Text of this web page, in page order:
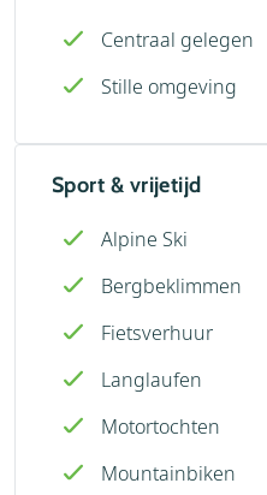
Centraal gelegen
Stille omgeving
Sport & vrijetijd
Alpine Ski
Bergbeklimmen
Fietsverhuur
Langlaufen
Motortochten
Mountainbiken